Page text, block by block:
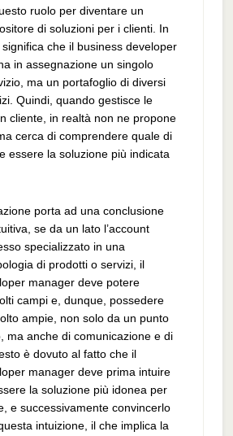
ruolo per diventare un
di soluzioni per i clienti. In
che il business developer
in assegnazione un singolo
ma un portafoglio di diversi
Quindi, quando gestisce le
cliente, in realtà non ne propone
cerca di comprendere quale di
essere la soluzione più indicata
porta ad una conclusione
se da un lato l’account
specializzato in una
di prodotti o servizi, il
manager deve potere
campi e, dunque, possedere
ampie, non solo da un punto
ma anche di comunicazione e di
è dovuto al fatto che il
manager deve prima intuire
la soluzione più idonea per
e successivamente convincerlo
intuizione, il che implica la